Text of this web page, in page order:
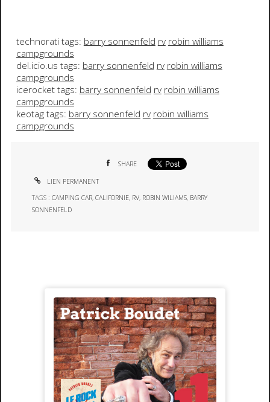
technorati tags: barry sonnenfeld rv robin williams
campgrounds
del.icio.us tags: barry sonnenfeld rv robin williams
campgrounds
icerocket tags: barry sonnenfeld rv robin williams
campgrounds
keotag tags: barry sonnenfeld rv robin williams
campgrounds
SHARE
LIEN PERMANENT
TAGS :CAMPING CAR,CALIFORNIE, RV, ROBIN WILIAMS, BARRY
SONNENFELD